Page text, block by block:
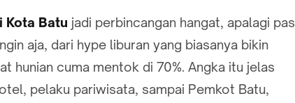
Kota Batu jadi perbincangan hangat, apalagi pas
aja, dari hype liburan yang biasanya bikin
hunian cuma mentok di 70%. Angka itu jelas
pelaku pariwisata, sampai Pemkot Batu,